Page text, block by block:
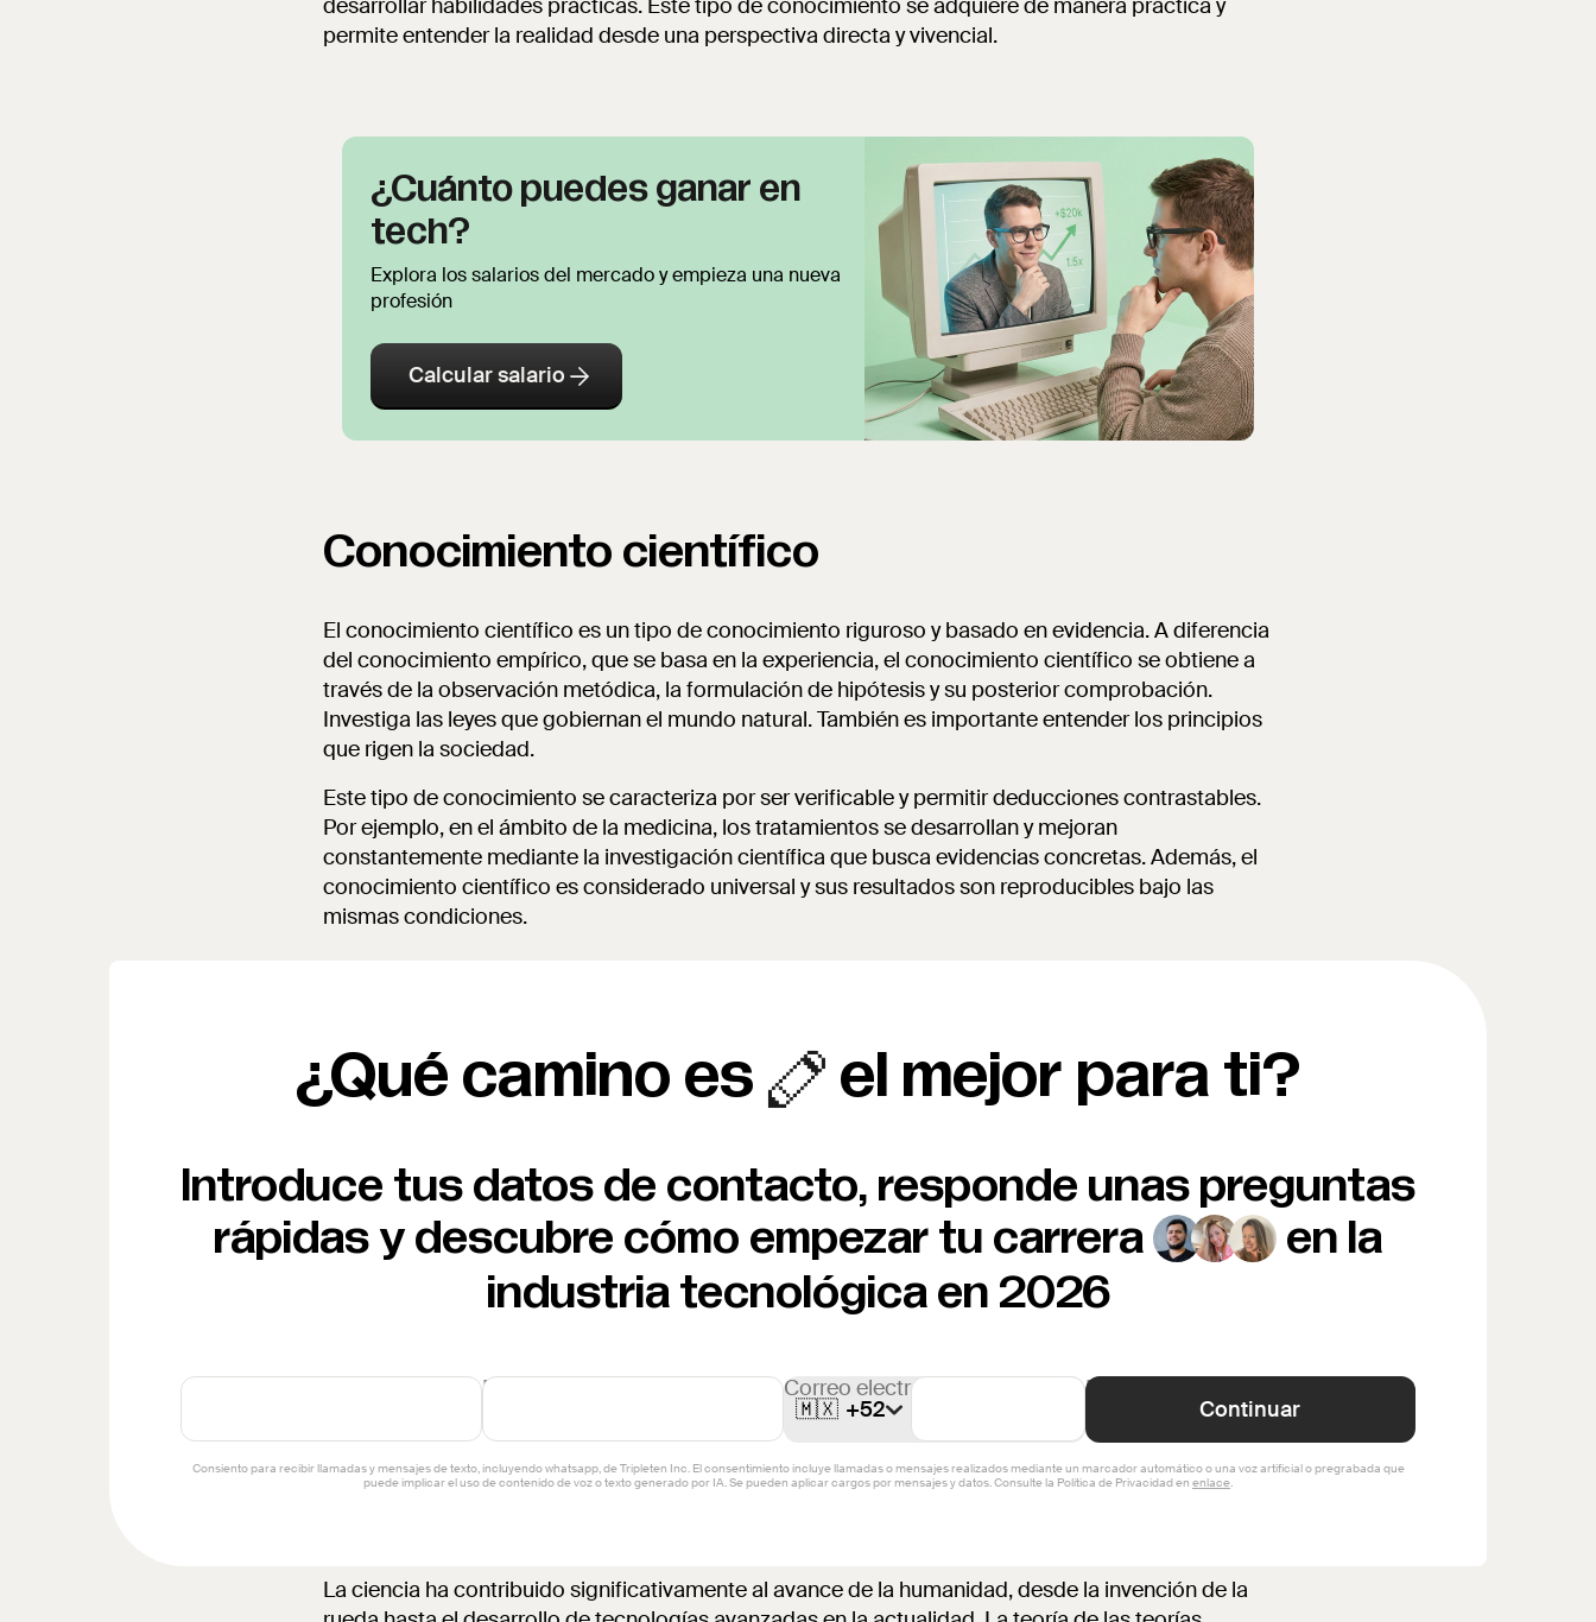
desarrollar habilidades prácticas. Este tipo de conocimiento se adquiere de manera práctica y
permite entender la realidad desde una perspectiva directa y vivencial.
¿Cuánto puedes ganar en
tech?
Explora los salarios del mercado y empieza una nueva
profesión
Calcular salario
Conocimiento científico
El conocimiento científico es un tipo de conocimiento riguroso y basado en evidencia. A diferencia
del conocimiento empírico, que se basa en la experiencia, el conocimiento científico se obtiene a
través de la observación metódica, la formulación de hipótesis y su posterior comprobación.
Investiga las leyes que gobiernan el mundo natural. También es importante entender los principios
que rigen la sociedad.
Este tipo de conocimiento se caracteriza por ser verificable y permitir deducciones contrastables.
Por ejemplo, en el ámbito de la medicina, los tratamientos se desarrollan y mejoran
constantemente mediante la investigación científica que busca evidencias concretas. Además, el
conocimiento científico es considerado universal y sus resultados son reproducibles bajo las
mismas condiciones.
¿Qué camino es el mejor para ti?
Introduce tus datos de contacto, responde unas preguntas
rápidas y descubre cómo empezar tu carrera
en la
industria tecnológica en 2026
La ciencia ha contribuido significativamente al avance de la humanidad, desde la invención de la